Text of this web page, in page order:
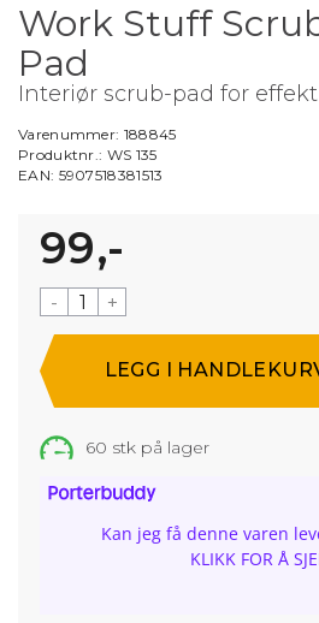
Work Stuff
Pad
Interiør scrub-pad for
Varenummer: 188845
Produktnr.: WS 135
EAN: 5907518381513
99,-
- +
60 stk på lager
Kan jeg få denne varen
KLIKK FOR Å